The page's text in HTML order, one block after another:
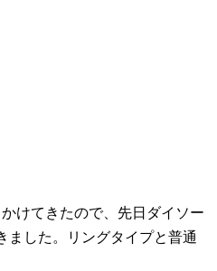
けてきたので、先日ダイソー
ました。リングタイプと普通